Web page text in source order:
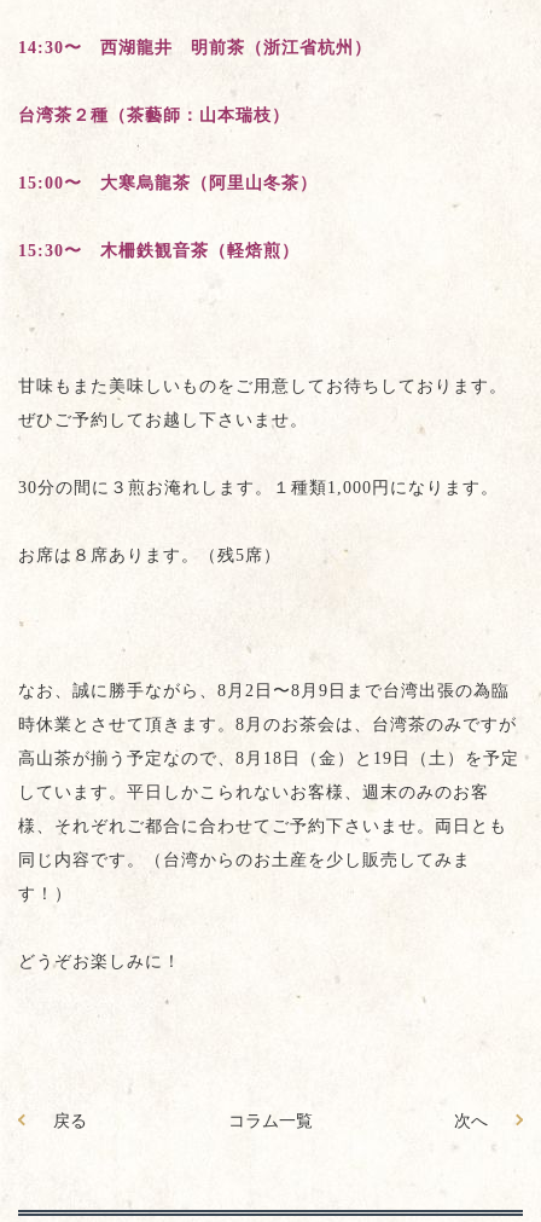
14:30〜 西湖龍井 明前茶（浙江省杭州）
台湾茶２種（茶藝師：山本瑞枝）
15:00〜 大寒烏龍茶（阿里山冬茶）
15:30〜 木柵鉄観音茶（軽焙煎）
甘味もまた美味しいものをご用意してお待ちしております。
ぜひご予約してお越し下さいませ。
30分の間に３煎お淹れします。１種類1,000円になります。
お席は８席あります。（残5席）
なお、誠に勝手ながら、8月2日〜8月9日まで台湾出張の為臨
時休業とさせて頂きます。8月のお茶会は、台湾茶のみですが
高山茶が揃う予定なので、8月18日（金）と19日（土）を予定
しています。平日しかこられないお客様、週末のみのお客
様、それぞれご都合に合わせてご予約下さいませ。両日とも
同じ内容です。（台湾からのお土産を少し販売してみま
す！）
どうぞお楽しみに！
戻る コラム一覧 次へ